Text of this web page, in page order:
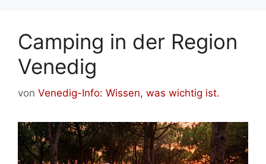
Camping in der Region
Venedig
von Venedig-Info: Wissen, was wichtig ist.